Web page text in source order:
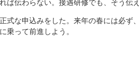
ば伝わらない。接遇研修でも、そう伝
式な申込みをした。来年の春には必ず
乗って前進しよう。